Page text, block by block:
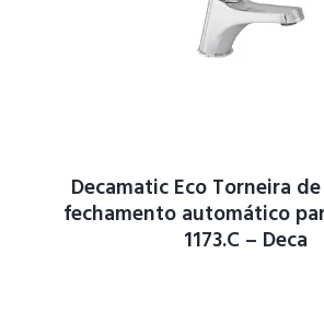
Decamatic Eco Torneira
fechamento automático
1173.C – Deca